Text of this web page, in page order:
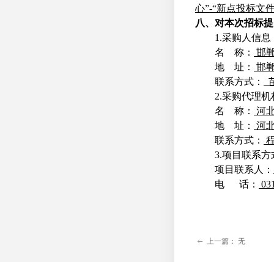
心”-“新点投标文
八、对本次招标
1 .采购人信息
名
称：
邯
地
址：
邯
联系方式：
2.采购代理机
名
称：
河
地
址：
河
联系方式：
3.项目联系方
项目联系人：
电
话：
ꂃ 上一篇： 无